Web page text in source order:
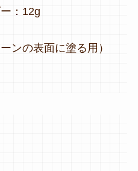
：12g
ンの表面に塗る用）